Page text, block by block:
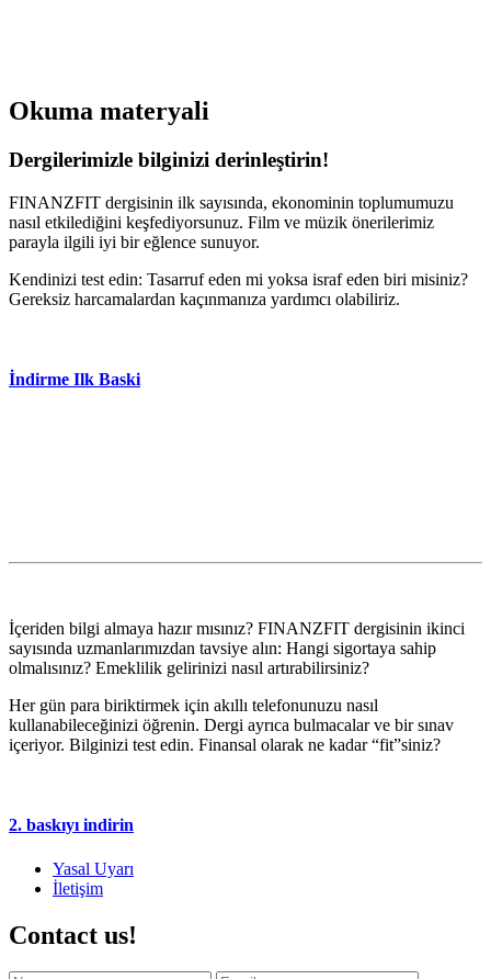
Okuma materyali
Dergilerimizle bilginizi derinleştirin!
FINANZFIT dergisinin ilk sayısında, ekonominin toplumumuzu
nasıl etkilediğini keşfediyorsunuz. Film ve müzik önerilerimiz
parayla ilgili iyi bir eğlence sunuyor.
Kendinizi test edin: Tasarruf eden mi yoksa israf eden biri misiniz?
Gereksiz harcamalardan kaçınmanıza yardımcı olabiliriz.
İndirme Ilk Baski
İçeriden bilgi almaya hazır mısınız? FINANZFIT dergisinin ikinci
sayısında uzmanlarımızdan tavsiye alın: Hangi sigortaya sahip
olmalısınız? Emeklilik gelirinizi nasıl artırabilirsiniz?
Her gün para biriktirmek için akıllı telefonunuzu nasıl
kullanabileceğinizi öğrenin. Dergi ayrıca bulmacalar ve bir sınav
içeriyor. Bilginizi test edin. Finansal olarak ne kadar “fit”siniz?
2. baskıyı indirin
Yasal Uyarı
İletişim
Contact us!